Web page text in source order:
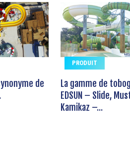
de
PRODUIT
La gamme de
EDSUN – Slide,
Kamikaz –...